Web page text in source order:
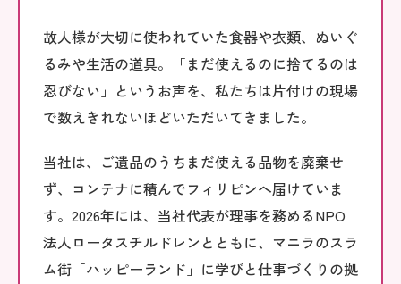
故人様が大切に使われていた食器や衣類、ぬいぐ
るみや生活の道具。「まだ使えるのに捨てるのは
忍びない」というお声を、私たちは片付けの現場
で数えきれないほどいただいてきました。
当社は、ご遺品のうちまだ使える品物を廃棄せ
ず、コンテナに積んでフィリピンへ届けていま
す。2026年には、当社代表が理事を務めるNPO
法人ロータスチルドレンとともに、マニラのスラ
ム街「ハッピーランド」に学びと仕事づくりの拠